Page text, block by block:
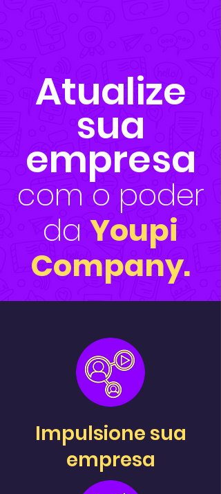
Atualize
sua
empresa
com o poder
da Youpi
Company.
Impulsione sua
empresa